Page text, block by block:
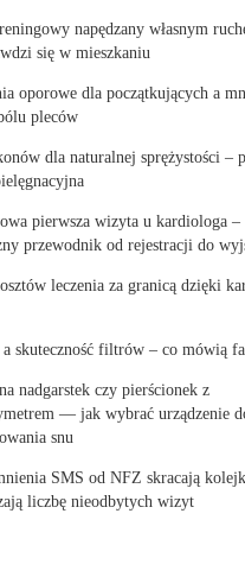
napędzany własnym
się w mieszkaniu
oporowe dla początkujących a
pleców
dla naturalnej sprężystości –
pierwsza wizyta u kardiologa –
przewodnik od rejestracji do
leczenia za granicą dzięki
skuteczność filtrów – co mówią
nadgarstek czy pierścionek z
— jak wybrać urządzenie
snu
SMS od NFZ skracają
liczbę nieodbytych wizyt